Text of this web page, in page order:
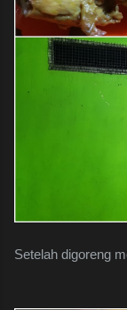
Setelah digoreng